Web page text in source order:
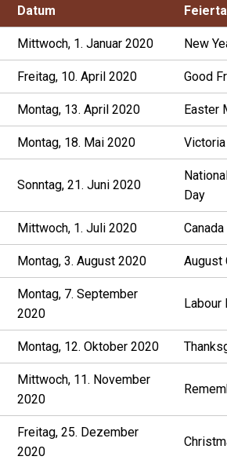
Datum
Mittwoch, 1. Januar 2020 New
Freitag, 10. April 2020 Good
Montag, 13. April 2020 Easter
Montag, 18. Mai 2020
Sonntag, 21. Juni 2020
Day
Mittwoch, 1. Juli 2020
Montag, 3. August 2020 August
Montag, 7. September
2020
Labour
Montag, 12. Oktober 2020
Mittwoch, 11. November
2020
Freitag, 25. Dezember
2020